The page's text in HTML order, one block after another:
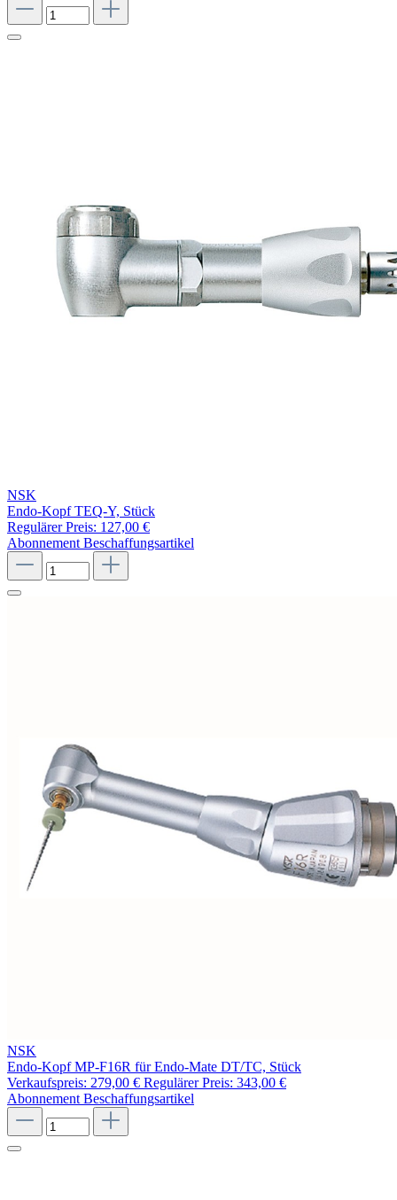
NSK
Endo-Kopf TEQ-Y, Stück
Regulärer Preis: 127,00 €
Abonnement Beschaffungsartikel
NSK
Endo-Kopf MP-F16R für Endo-Mate DT/TC, Stück
Verkaufspreis: 279,00 € Regulärer Preis: 343,00 €
Abonnement Beschaffungsartikel